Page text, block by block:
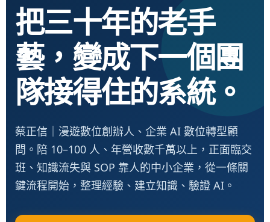
把三十年的老手
藝，變成下一個團
隊接得住的系統。
蔡正信｜漫遊數位創辦人、企業 AI 數位轉型顧
問。陪 10–100 人、年營收數千萬以上，正面臨交
班、知識流失與 SOP 靠人的中小企業，從一條關
鍵流程開始，整理經驗、建立知識、驗證 AI。